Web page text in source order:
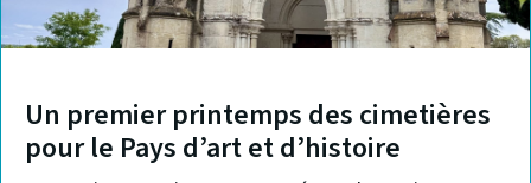
Un premier printemps des cimetières
pour le Pays d’art et d’histoire